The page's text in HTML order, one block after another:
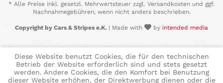
* Alle Preise inkl. gesetzl. Mehrwertsteuer zzgl. Versandkosten und ggf.
Nachnahmegebühren, wenn nicht anders beschrieben.
Copyright by Cars & Stripes e.K. | Made with by intended media
Diese Website benutzt Cookies, die für den technischen
Betrieb der Website erforderlich sind und stets gesetzt
werden. Andere Cookies, die den Komfort bei Benutzung
dieser Website erhöhen, der Direktwerbung dienen oder die